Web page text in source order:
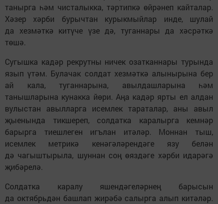
танырга һәм чисталыкка, тәртипкә өйрәнеп кайталар.
Хәзер хәрби бурычтан курыкмыйлар инде, шулай
да хезмәткә китүче үзе дә, туганнары да хәсрәткә
төшә.
Сугышка кадәр рекрутны ничек озатканнары турында
язып үтәм. Булачак солдат хезмәткә алынырына бер
ай кала, туганнарына, авылдашларына һәм
танышларына кунакка йөри. Аңа кадәр ярты ел алдан
вулыстан авылларга исемлек тараталар, аны авыл
җыенында тикшереп, солдатка каралырга кемнәр
барырга тиешлеген игълан итәләр. Моннан тыш,
исемлек метрикә кенәгәләрендәге язу белән
дә чагыштырыла, шуннан соң өяздәге хәрби идарәгә
җибәрелә.
Солдатка каралу яшендәгеләрнең барысын
да октябрьдән башлап жирәбә салырга алып китәләр.